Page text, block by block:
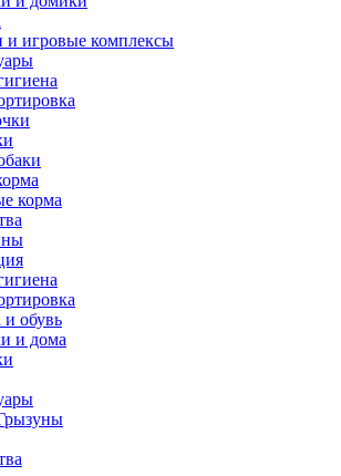
и игровые комплексы
корма
обувь
и дома